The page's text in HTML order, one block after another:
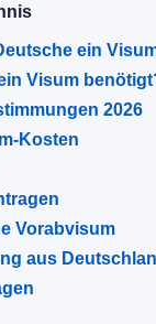
ein
Visum
2026
Kosten
Vorabvisum
aus